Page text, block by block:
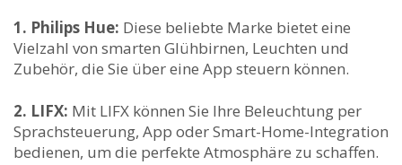
1. Philips Hue: Diese beliebte Marke bietet eine⁢
Vielzahl von‌ smarten‌ Glühbirnen,⁢ Leuchten ​und
Zubehör, die Sie über eine ⁢App steuern können.
2. LIFX: Mit ⁢LIFX können Sie Ihre Beleuchtung per
Sprachsteuerung, App oder‌ Smart-Home-Integration
bedienen, um die perfekte Atmosphäre zu schaffen.